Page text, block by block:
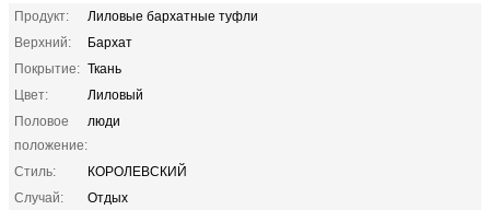
Продукт:
Лиловые бархатные туфли
Верхний:
Бархат
Покрытие: Ткань
Цвет:
Лиловый
Половое
положение:
люди
Стиль:
КОРОЛЕВСКИЙ
Случай:
Отдых